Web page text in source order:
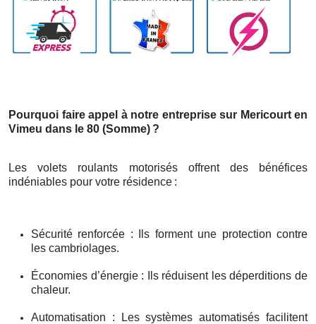
Pourquoi faire appel à notre entreprise sur Mericourt en
Vimeu dans le 80 (Somme) ?
Les volets roulants motorisés offrent des bénéfices
indéniables pour votre résidence :
Sécurité renforcée : Ils forment une protection contre
les cambriolages.
Économies d’énergie : Ils réduisent les déperditions de
chaleur.
Automatisation : Les systèmes automatisés facilitent